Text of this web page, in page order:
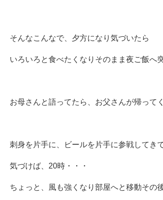
そんなこんなで、夕方になり気づいたら
いろいろと食べたくなりそのまま夜ご飯へ
お母さんと語ってたら、お父さんが帰って
刺身を片手に、ビールを片手に参戦してき
気づけば、20時・・・
ちょっと、風も強くなり部屋へと移動その